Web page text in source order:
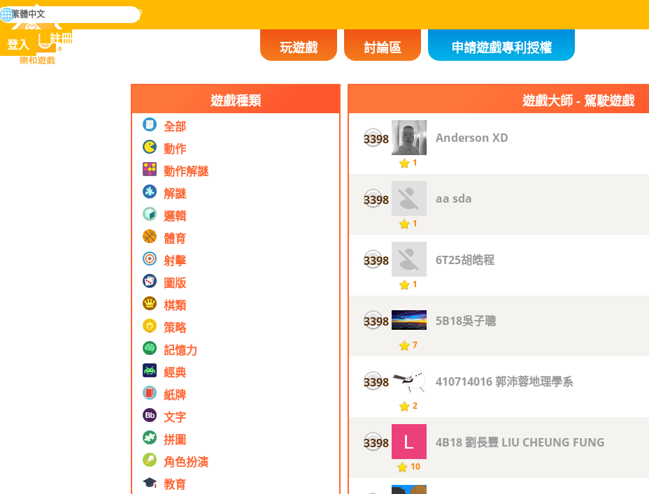
樂和遊戲
掌握人類歷史上所有遊戲
搜
尋
玩遊戲 討論區 申請遊戲專利授權
登入 註冊
繁體中文
遊戲種類
全部
動作
動作解謎
解謎
邏輯
體育
射擊
圖版
棋類
策略
記憶力
經典
紙牌
文字
拼圖
角色扮演
教育
遊戲大師 - 駕駛遊戲
3398
1
Anderson XD
3398
1
aa sda
3398
1
6T25胡皓程
3398
7
5B18吳子聰
3398
2
410714016 郭沛蓉地理學系
3398
10
4B18 劉長豐 LIU CHEUNG FUNG